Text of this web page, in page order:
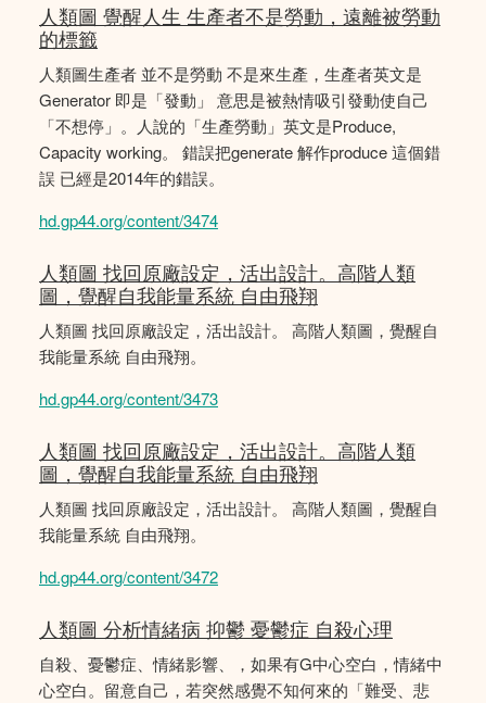
人類圖 覺醒人生 生產者不是勞動，遠離被勞動
的標籤
人類圖生產者 並不是勞動 不是來生產，生產者英文是
Generator 即是「發動」 意思是被熱情吸引發動使自己
「不想停」。人說的「生產勞動」英文是Produce,
Capacity working。 錯誤把generate 解作produce 這個錯
誤 已經是2014年的錯誤。
hd.gp44.org/content/3474
人類圖 找回原廠設定，活出設計。高階人類
圖，覺醒自我能量系統 自由飛翔
人類圖 找回原廠設定，活出設計。 高階人類圖，覺醒自
我能量系統 自由飛翔。
hd.gp44.org/content/3473
人類圖 找回原廠設定，活出設計。高階人類
圖，覺醒自我能量系統 自由飛翔
人類圖 找回原廠設定，活出設計。 高階人類圖，覺醒自
我能量系統 自由飛翔。
hd.gp44.org/content/3472
人類圖 分析情緒病 抑鬱 憂鬱症 自殺心理
自殺、憂鬱症、情緒影響、，如果有G中心空白，情緒中
心空白。留意自己，若突然感覺不知何來的「難受、悲